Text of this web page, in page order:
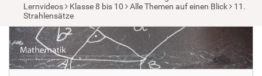
u
a
r
e
h
e
r
e
Lernvideos
Klasse 8 bis 10 Alle Themen auf einen Blick
11.
Strahlensätze